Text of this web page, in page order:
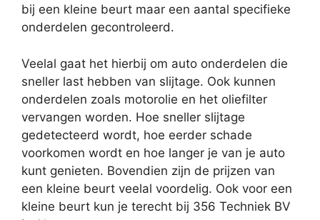
bij een kleine beurt maar een aantal specifieke
onderdelen gecontroleerd.
Veelal gaat het hierbij om auto onderdelen die
sneller last hebben van slijtage. Ook kunnen
onderdelen zoals motorolie en het oliefilter
vervangen worden. Hoe sneller slijtage
gedetecteerd wordt, hoe eerder schade
voorkomen wordt en hoe langer je van je auto
kunt genieten. Bovendien zijn de prijzen van
een kleine beurt veelal voordelig. Ook voor een
kleine beurt kun je terecht bij 356 Techniek BV